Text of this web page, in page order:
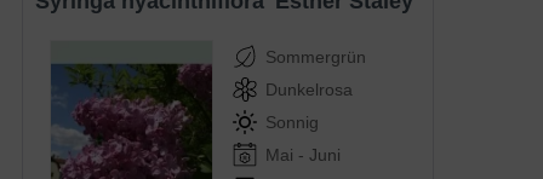
Sommergrün
Dunkelrosa
Sonnig
Mai - Juni